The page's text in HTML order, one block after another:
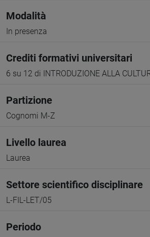
Modalità
In presenza
Crediti formativi universitari
6 su 12 di INTRODUZIONE ALLA
Partizione
Cognomi M-Z
Livello laurea
Laurea
Settore scientifico disciplinare
L-FIL-LET/05
Periodo